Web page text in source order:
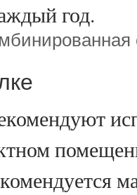
год.